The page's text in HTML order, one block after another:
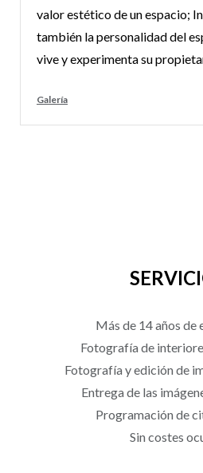
valor estético de un espacio;
también la personalidad del
vive y experimenta su
Galería
Más de 14 años de
Fotografía de
Fotografía y edición de
Entrega de las
Programación de
Sin costes